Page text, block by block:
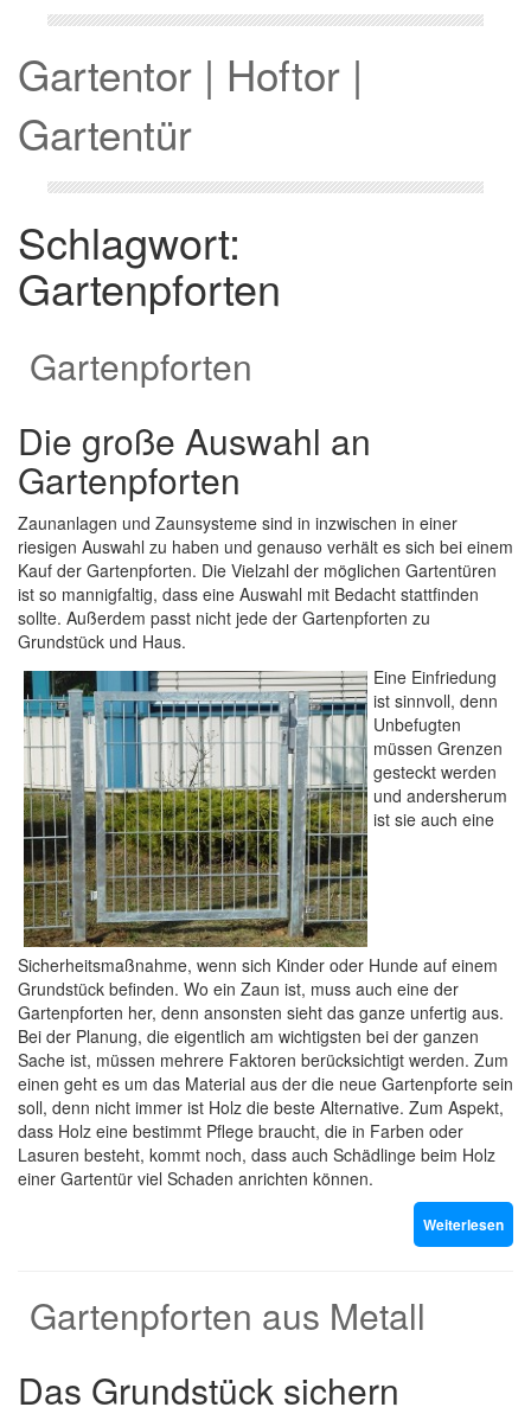
Gartentor | Hoftor |
Gartentür
Schlagwort:
Gartenpforten
Gartenpforten
Die große Auswahl an
Gartenpforten
Zaunanlagen und Zaunsysteme sind in inzwischen in einer
riesigen Auswahl zu haben und genauso verhält es sich bei einem
Kauf der Gartenpforten. Die Vielzahl der möglichen Gartentüren
ist so mannigfaltig, dass eine Auswahl mit Bedacht stattfinden
sollte. Außerdem passt nicht jede der Gartenpforten zu
Grundstück und Haus.
Eine Einfriedung
ist sinnvoll, denn
Unbefugten
müssen Grenzen
gesteckt werden
und andersherum
ist sie auch eine
Sicherheitsmaßnahme, wenn sich Kinder oder Hunde auf einem
Grundstück befinden. Wo ein Zaun ist, muss auch eine der
Gartenpforten her, denn ansonsten sieht das ganze unfertig aus.
Bei der Planung, die eigentlich am wichtigsten bei der ganzen
Sache ist, müssen mehrere Faktoren berücksichtigt werden. Zum
einen geht es um das Material aus der die neue Gartenpforte sein
soll, denn nicht immer ist Holz die beste Alternative. Zum Aspekt,
dass Holz eine bestimmt Pflege braucht, die in Farben oder
Lasuren besteht, kommt noch, dass auch Schädlinge beim Holz
einer Gartentür viel Schaden anrichten können.
Weiterlesen
Gartenpforten aus Metall
Das Grundstück sichern